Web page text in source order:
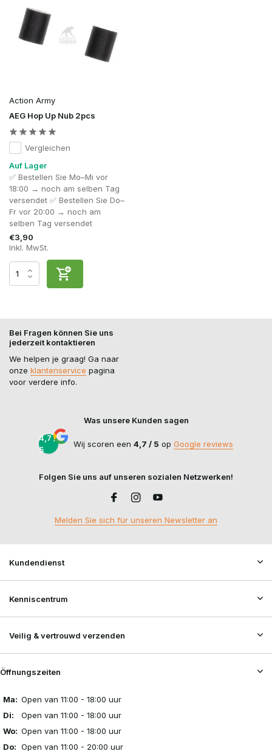
Action Army
AEG Hop Up Nub 2pcs
Vergleichen
Auf Lager
✅ Bestellen Sie Mo–Mi vor
18:00 → noch am selben Tag
versendet ✅ Bestellen Sie Do–
Fr vor 20:00 → noch am
selben Tag versendet
€3,90
Inkl. MwSt.
Bei Fragen können Sie uns
jederzeit kontaktieren
We helpen je graag! Ga naar
onze klantenservice pagina
voor verdere info.
Was unsere Kunden sagen
4,7 /
5
Wij scoren een 4,7 / 5 op Google reviews
Folgen Sie uns auf unseren sozialen Netzwerken!
Melden Sie sich für unseren Newsletter an
Kundendienst
Kenniscentrum
Veilig & vertrouwd verzenden
Öffnungszeiten
Ma: Open van 11:00 - 18:00 uur
Di:
Open van 11:00 - 18:00 uur
Wo: Open van 11:00 - 18:00 uur
Do: Open van 11:00 - 20:00 uur